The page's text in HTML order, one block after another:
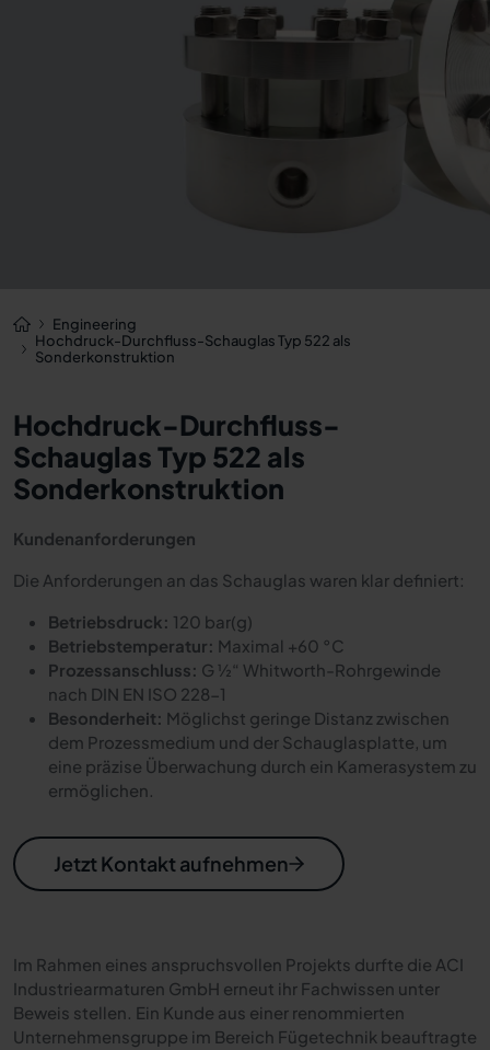
Engineering
Hochdruck-Durchfluss-Schauglas Typ 522 als
Sonderkonstruktion
Hochdruck-Durchfluss-
Schauglas Typ 522 als
Sonderkonstruktion
Kundenanforderungen
Die Anforderungen an das Schauglas waren klar definiert:
Betriebsdruck: 120 bar(g)
Betriebstemperatur: Maximal +60 °C
Prozessanschluss: G ½“ Whitworth-Rohrgewinde
nach DIN EN ISO 228-1
Besonderheit: Möglichst geringe Distanz zwischen
dem Prozessmedium und der Schauglasplatte, um
eine präzise Überwachung durch ein Kamerasystem zu
ermöglichen.
Jetzt Kontakt aufnehmen
Im Rahmen eines anspruchsvollen Projekts durfte die ACI
Industriearmaturen GmbH erneut ihr Fachwissen unter
Beweis stellen. Ein Kunde aus einer renommierten
Unternehmensgruppe im Bereich Fügetechnik beauftragte